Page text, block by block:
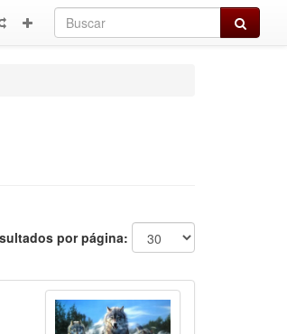
Buscar
por página: